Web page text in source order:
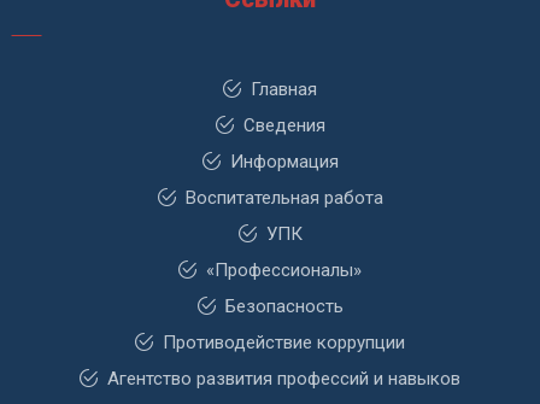
Главная
Сведения
Информация
Воспитательная работа
УПК
«Профессионалы»
Безопасность
Противодействие коррупции
Агентство развития профессий и навыков